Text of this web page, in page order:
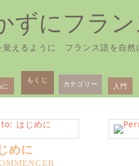
ずにフラン
覚えるように フランス語を自
もくじ カテゴリー 入門
めに